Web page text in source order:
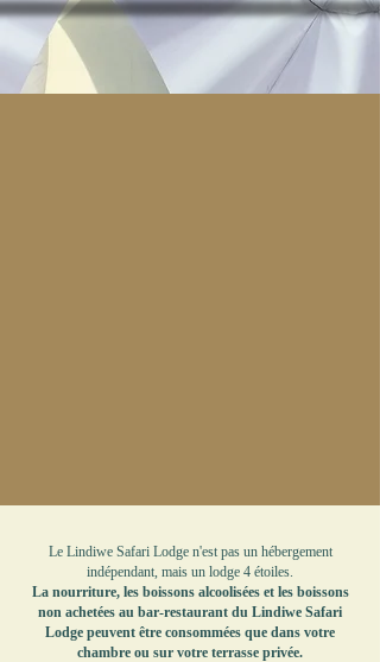
Le Lindiwe Safari Lodge n'est pas un hébergement
indépendant, mais un lodge 4 étoiles.
La nourriture, les boissons alcoolisées et les boissons
non achetées au bar-restaurant du Lindiwe Safari
Lodge peuvent être consommées que dans votre
chambre ou sur votre terrasse privée.